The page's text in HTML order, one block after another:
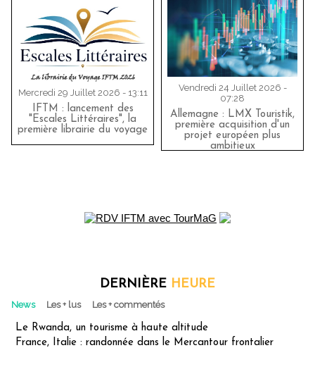
Mercredi 29 Juillet 2026 - 13:11
IFTM : lancement des
"Escales Littéraires", la
première librairie du voyage
Vendredi 24 Juillet 2026 -
07:28
Allemagne : LMX Touristik,
première acquisition d'un
projet européen plus
ambitieux
DERNIÈRE HEURE
News Les + lus Les + commentés
Le Rwanda, un tourisme à haute altitude
France, Italie : randonnée dans le Mercantour frontalier